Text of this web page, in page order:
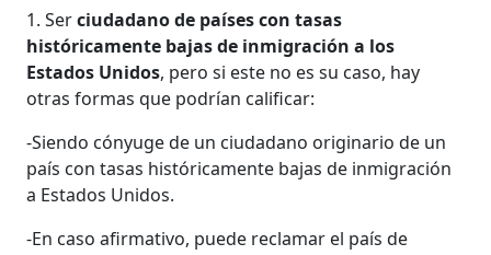
1. Serciudadano de países con tasas
históricamente bajas de inmigración a los
Estados Unidos, pero si este no es su caso, hay
otras formas que podrían calificar:
-Siendo cónyuge de un ciudadano originario de un
país con tasas históricamente bajas de inmigración
a Estados Unidos.
-En caso afirmativo, puede reclamar el país de